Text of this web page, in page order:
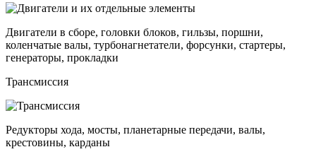
Двигатели в сборе, головки блоков, гильзы, поршни,
коленчатые валы, турбонагнетатели, форсунки, стартеры,
генераторы, прокладки
Трансмиссия
Редукторы хода, мосты, планетарные передачи, валы,
крестовины, карданы